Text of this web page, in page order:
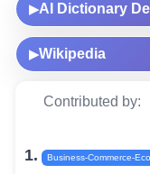
▶AI Dictionary
▶Wikipedia
Contributed by:
1. Business-Commerce-